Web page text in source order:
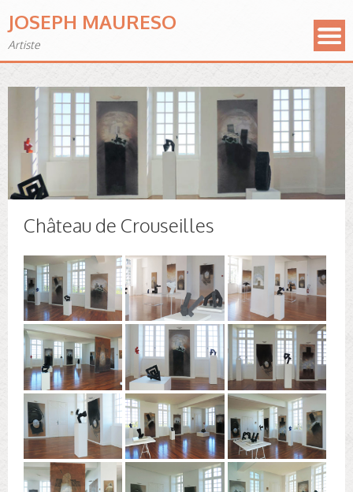
JOSEPH MAURESO
Artiste
Château de Crouseilles